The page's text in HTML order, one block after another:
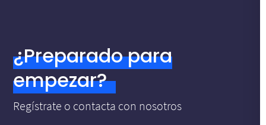
¿Preparado para
empezar?
Regístrate o contacta con nosotros